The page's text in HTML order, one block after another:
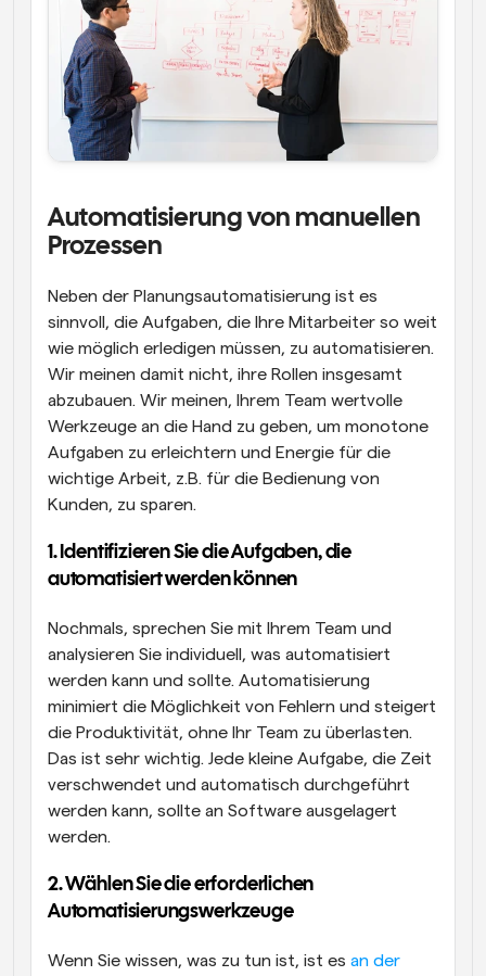
Automatisierung von manuellen
Prozessen
Neben der Planungsautomatisierung ist es
sinnvoll, die Aufgaben, die Ihre Mitarbeiter so weit
wie möglich erledigen müssen, zu automatisieren.
Wir meinen damit nicht, ihre Rollen insgesamt
abzubauen. Wir meinen, Ihrem Team wertvolle
Werkzeuge an die Hand zu geben, um monotone
Aufgaben zu erleichtern und Energie für die
wichtige Arbeit, z.B. für die Bedienung von
Kunden, zu sparen.
1. Identifizieren Sie die Aufgaben, die
automatisiert werden können
Nochmals, sprechen Sie mit Ihrem Team und
analysieren Sie individuell, was automatisiert
werden kann und sollte. Automatisierung
minimiert die Möglichkeit von Fehlern und steigert
die Produktivität, ohne Ihr Team zu überlasten.
Das ist sehr wichtig. Jede kleine Aufgabe, die Zeit
verschwendet und automatisch durchgeführt
werden kann, sollte an Software ausgelagert
werden.
2. Wählen Sie die erforderlichen
Automatisierungswerkzeuge
Wenn Sie wissen, was zu tun ist, ist es an der